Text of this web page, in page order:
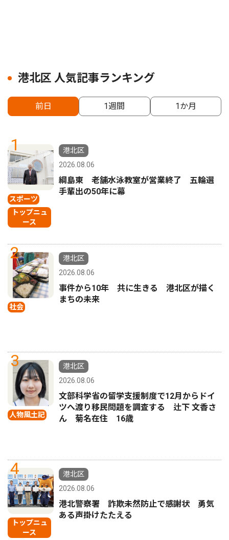
港北区 人気記事ランキング
前日 1週間 1か月
1
スポーツ
トップニュ
ース
港北区
2026.08.06
綱島東 老舗水泳教室が営業終了 五輪選
手輩出の50年に幕
2
社会
港北区
2026.08.06
事件から10年 共に生きる 港北区が描く
まちの未来
3
人物風土記
港北区
2026.08.06
文部科学省の留学支援制度で12月からドイ
ツへ渡り移民問題を調査する 辻下 文香さ
ん 菊名在住 16歳
4
トップニュ
ース
港北区
2026.08.06
港北警察署 詐欺未然防止で感謝状 勇気
ある声掛けたたえる